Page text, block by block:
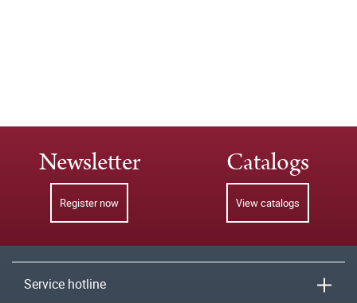
Newsletter
Register now
Catalogs
View catalogs
Service hotline